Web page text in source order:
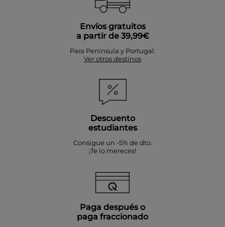
Envíos gratuitos
a partir de 39,99€
Para Península y Portugal.
Ver otros destinos
Descuento
estudiantes
Consigue un -5% de dto.
¡Te lo mereces!
Paga después o
paga fraccionado